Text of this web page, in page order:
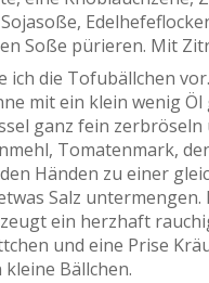
Soße pürieren. Mit
ich die Tofubällchen
mit ein klein wenig
ganz fein
Tomatenmark,
Händen zu einer
Salz
ein herzhaft
und eine Prise
kleine Bällchen.